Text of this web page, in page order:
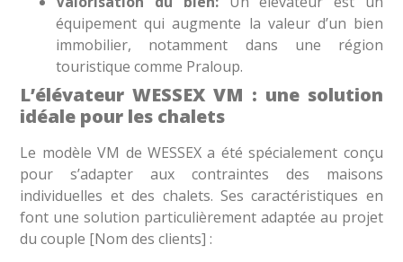
équipement qui augmente la valeur d’un bien
immobilier, notamment dans une région
touristique comme Praloup.
L’élévateur WESSEX VM : une solution
idéale pour les chalets
Le modèle VM de WESSEX a été spécialement conçu
pour s’adapter aux contraintes des maisons
individuelles et des chalets. Ses caractéristiques en
font une solution particulièrement adaptée au projet
du couple [Nom des clients] :